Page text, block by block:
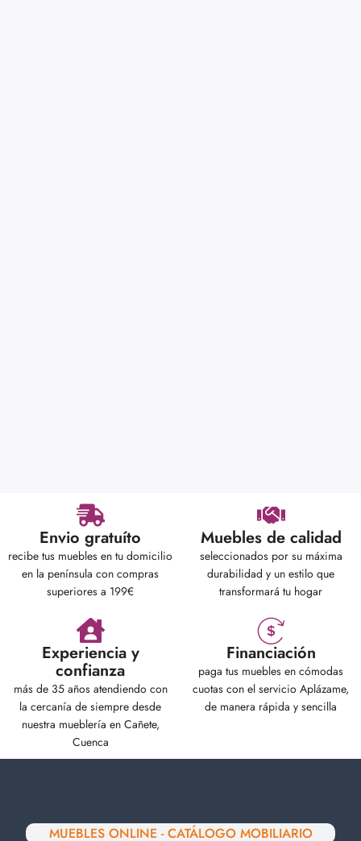
Envio gratuíto
recibe tus muebles en tu domicilio
en la península con compras
superiores a 199€
Muebles de calidad
seleccionados por su máxima
durabilidad y un estilo que
transformará tu hogar
Experiencia y
confianza
más de 35 años atendiendo con
la cercanía de siempre desde
nuestra mueblería en Cañete,
Cuenca
Financiación
paga tus muebles en cómodas
cuotas con el servicio Aplázame,
de manera rápida y sencilla
MUEBLES ONLINE - CATÁLOGO MOBILIARIO